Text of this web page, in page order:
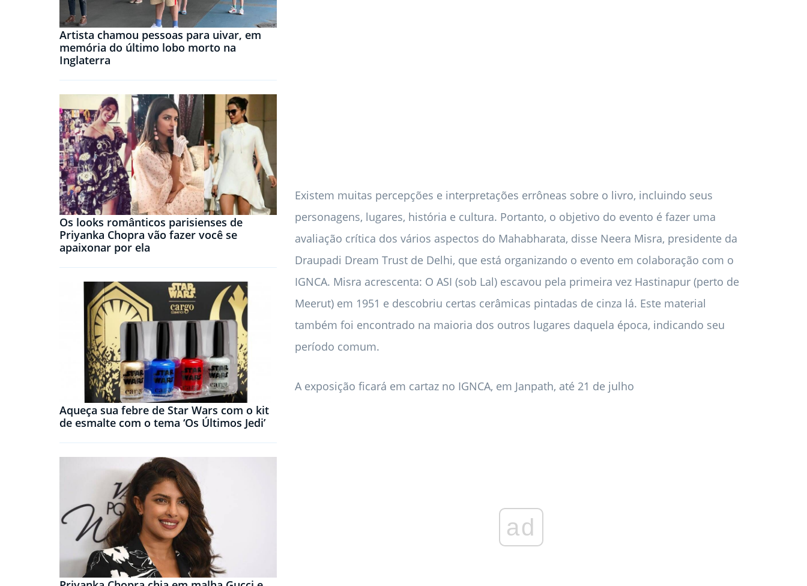
Artista chamou pessoas para uivar, em
memória do último lobo morto na
Inglaterra
Os looks românticos parisienses de
Priyanka Chopra vão fazer você se
apaixonar por ela
Aqueça sua febre de Star Wars com o kit
de esmalte com o tema ‘Os Últimos Jedi’
Existem muitas percepções e interpretações errôneas sobre o livro, incluindo seus
personagens, lugares, história e cultura. Portanto, o objetivo do evento é fazer uma
avaliação crítica dos vários aspectos do Mahabharata, disse Neera Misra, presidente da
Draupadi Dream Trust de Delhi, que está organizando o evento em colaboração com o
IGNCA. Misra acrescenta: O ASI (sob Lal) escavou pela primeira vez Hastinapur (perto de
Meerut) em 1951 e descobriu certas cerâmicas pintadas de cinza lá. Este material
também foi encontrado na maioria dos outros lugares daquela época, indicando seu
período comum.
A exposição ficará em cartaz no IGNCA, em Janpath, até 21 de julho
ad